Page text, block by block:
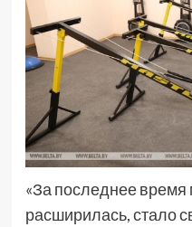
«За последнее
расширилась, стало